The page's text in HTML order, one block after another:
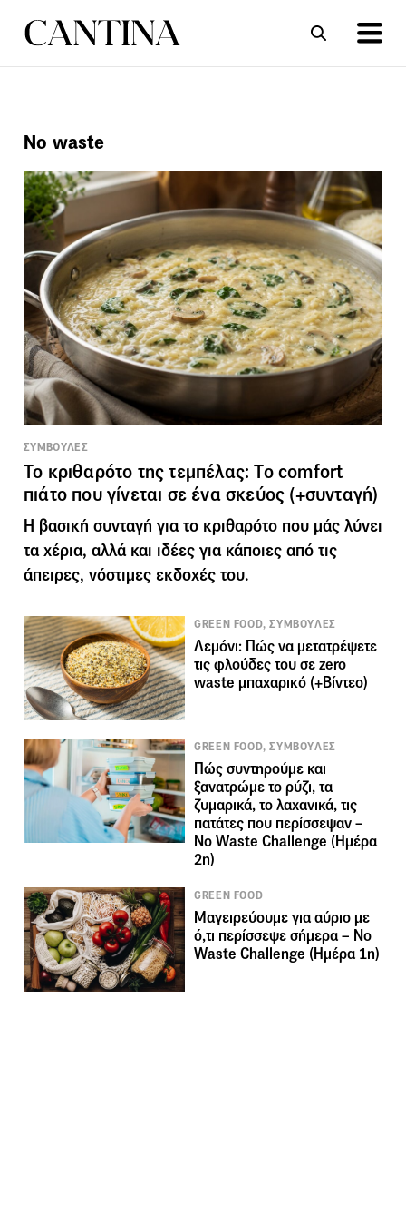
ΣΥΝΤΑΓΕΣ
No waste
ΣΥΜΒΟΥΛΕΣ
Το κριθαρότο της τεμπέλας: Το comfort
πιάτο που γίνεται σε ένα σκεύος (+συνταγή)
Η βασική συνταγή για το κριθαρότο που μάς λύνει
τα χέρια, αλλά και ιδέες για κάποιες από τις
άπειρες, νόστιμες εκδοχές του.
GREEN FOOD, ΣΥΜΒΟΥΛΕΣ
Λεμόνι: Πώς να μετατρέψετε
τις φλούδες του σε zero
waste μπαχαρικό (+Βίντεο)
GREEN FOOD, ΣΥΜΒΟΥΛΕΣ
Πώς συντηρούμε και
ξανατρώμε το ρύζι, τα
ζυμαρικά, το λαχανικά, τις
πατάτες που περίσσεψαν –
Νο Waste Challenge (Ημέρα
2η)
GREEN FOOD
Μαγειρεύουμε για αύριο με
ό,τι περίσσεψε σήμερα – Νο
Waste Challenge (Ημέρα 1η)